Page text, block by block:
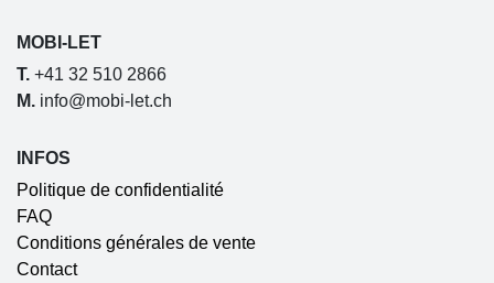
MOBI-LET
T. +41 32 510 2866
M. info@mobi-let.ch
INFOS
Politique de confidentialité
FAQ
Conditions générales de vente
Contact